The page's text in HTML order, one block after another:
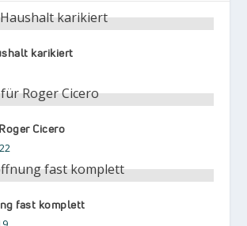
karikiert
Cicero
fast komplett